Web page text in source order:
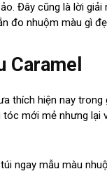
Đây cũng là lời giải
đo nhuộm màu gì
Caramel
thích hiện nay trong
mới mẻ nhưng lại
ngay mẫu màu